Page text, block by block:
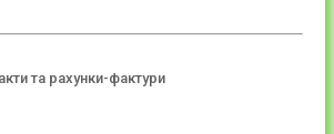
та рахунки-фактури